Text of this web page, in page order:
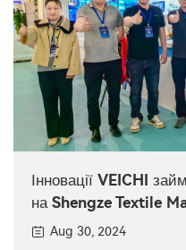
Інновації VEICHI
на Shengze Textile
Aug 30, 2024